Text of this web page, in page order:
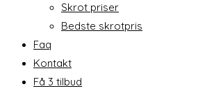
Skrot priser
Bedste skrotpris
Faq
Kontakt
Få 3 tilbud